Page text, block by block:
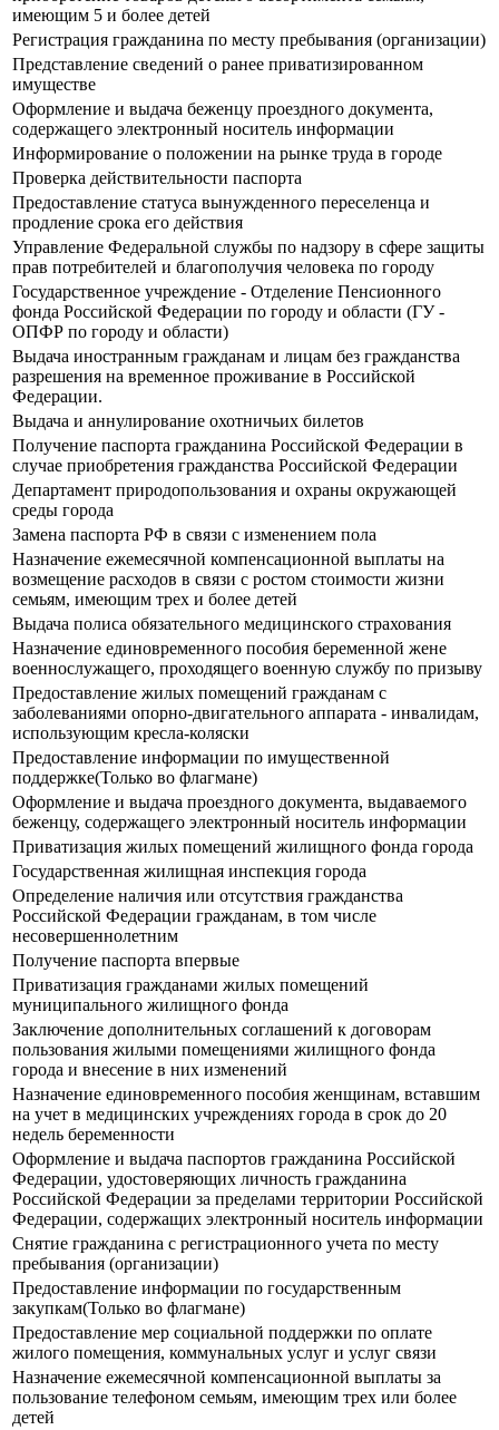
имеющим 5 и более детей
Регистрация гражданина по месту пребывания (организации)
Представление сведений о ранее приватизированном
имуществе
Оформление и выдача беженцу проездного документа,
содержащего электронный носитель информации
Информирование о положении на рынке труда в городе
Проверка действительности паспорта
Предоставление статуса вынужденного переселенца и
продление срока его действия
Управление Федеральной службы по надзору в сфере защиты
прав потребителей и благополучия человека по городу
Государственное учреждение - Отделение Пенсионного
фонда Российской Федерации по городу и области (ГУ -
ОПФР по городу и области)
Выдача иностранным гражданам и лицам без гражданства
разрешения на временное проживание в Российской
Федерации.
Выдача и аннулирование охотничьих билетов
Получение паспорта гражданина Российской Федерации в
случае приобретения гражданства Российской Федерации
Департамент природопользования и охраны окружающей
среды города
Замена паспорта РФ в связи с изменением пола
Назначение ежемесячной компенсационной выплаты на
возмещение расходов в связи с ростом стоимости жизни
семьям, имеющим трех и более детей
Выдача полиса обязательного медицинского страхования
Назначение единовременного пособия беременной жене
военнослужащего, проходящего военную службу по призыву
Предоставление жилых помещений гражданам с
заболеваниями опорно-двигательного аппарата - инвалидам,
использующим кресла-коляски
Предоставление информации по имущественной
поддержке(Только во флагмане)
Оформление и выдача проездного документа, выдаваемого
беженцу, содержащего электронный носитель информации
Приватизация жилых помещений жилищного фонда города
Государственная жилищная инспекция города
Определение наличия или отсутствия гражданства
Российской Федерации гражданам, в том числе
несовершеннолетним
Получение паспорта впервые
Приватизация гражданами жилых помещений
муниципального жилищного фонда
Заключение дополнительных соглашений к договорам
пользования жилыми помещениями жилищного фонда
города и внесение в них изменений
Назначение единовременного пособия женщинам, вставшим
на учет в медицинских учреждениях города в срок до 20
недель беременности
Оформление и выдача паспортов гражданина Российской
Федерации, удостоверяющих личность гражданина
Российской Федерации за пределами территории Российской
Федерации, содержащих электронный носитель информации
Снятие гражданина с регистрационного учета по месту
пребывания (организации)
Предоставление информации по государственным
закупкам(Только во флагмане)
Предоставление мер социальной поддержки по оплате
жилого помещения, коммунальных услуг и услуг связи
Назначение ежемесячной компенсационной выплаты за
пользование телефоном семьям, имеющим трех или более
детей